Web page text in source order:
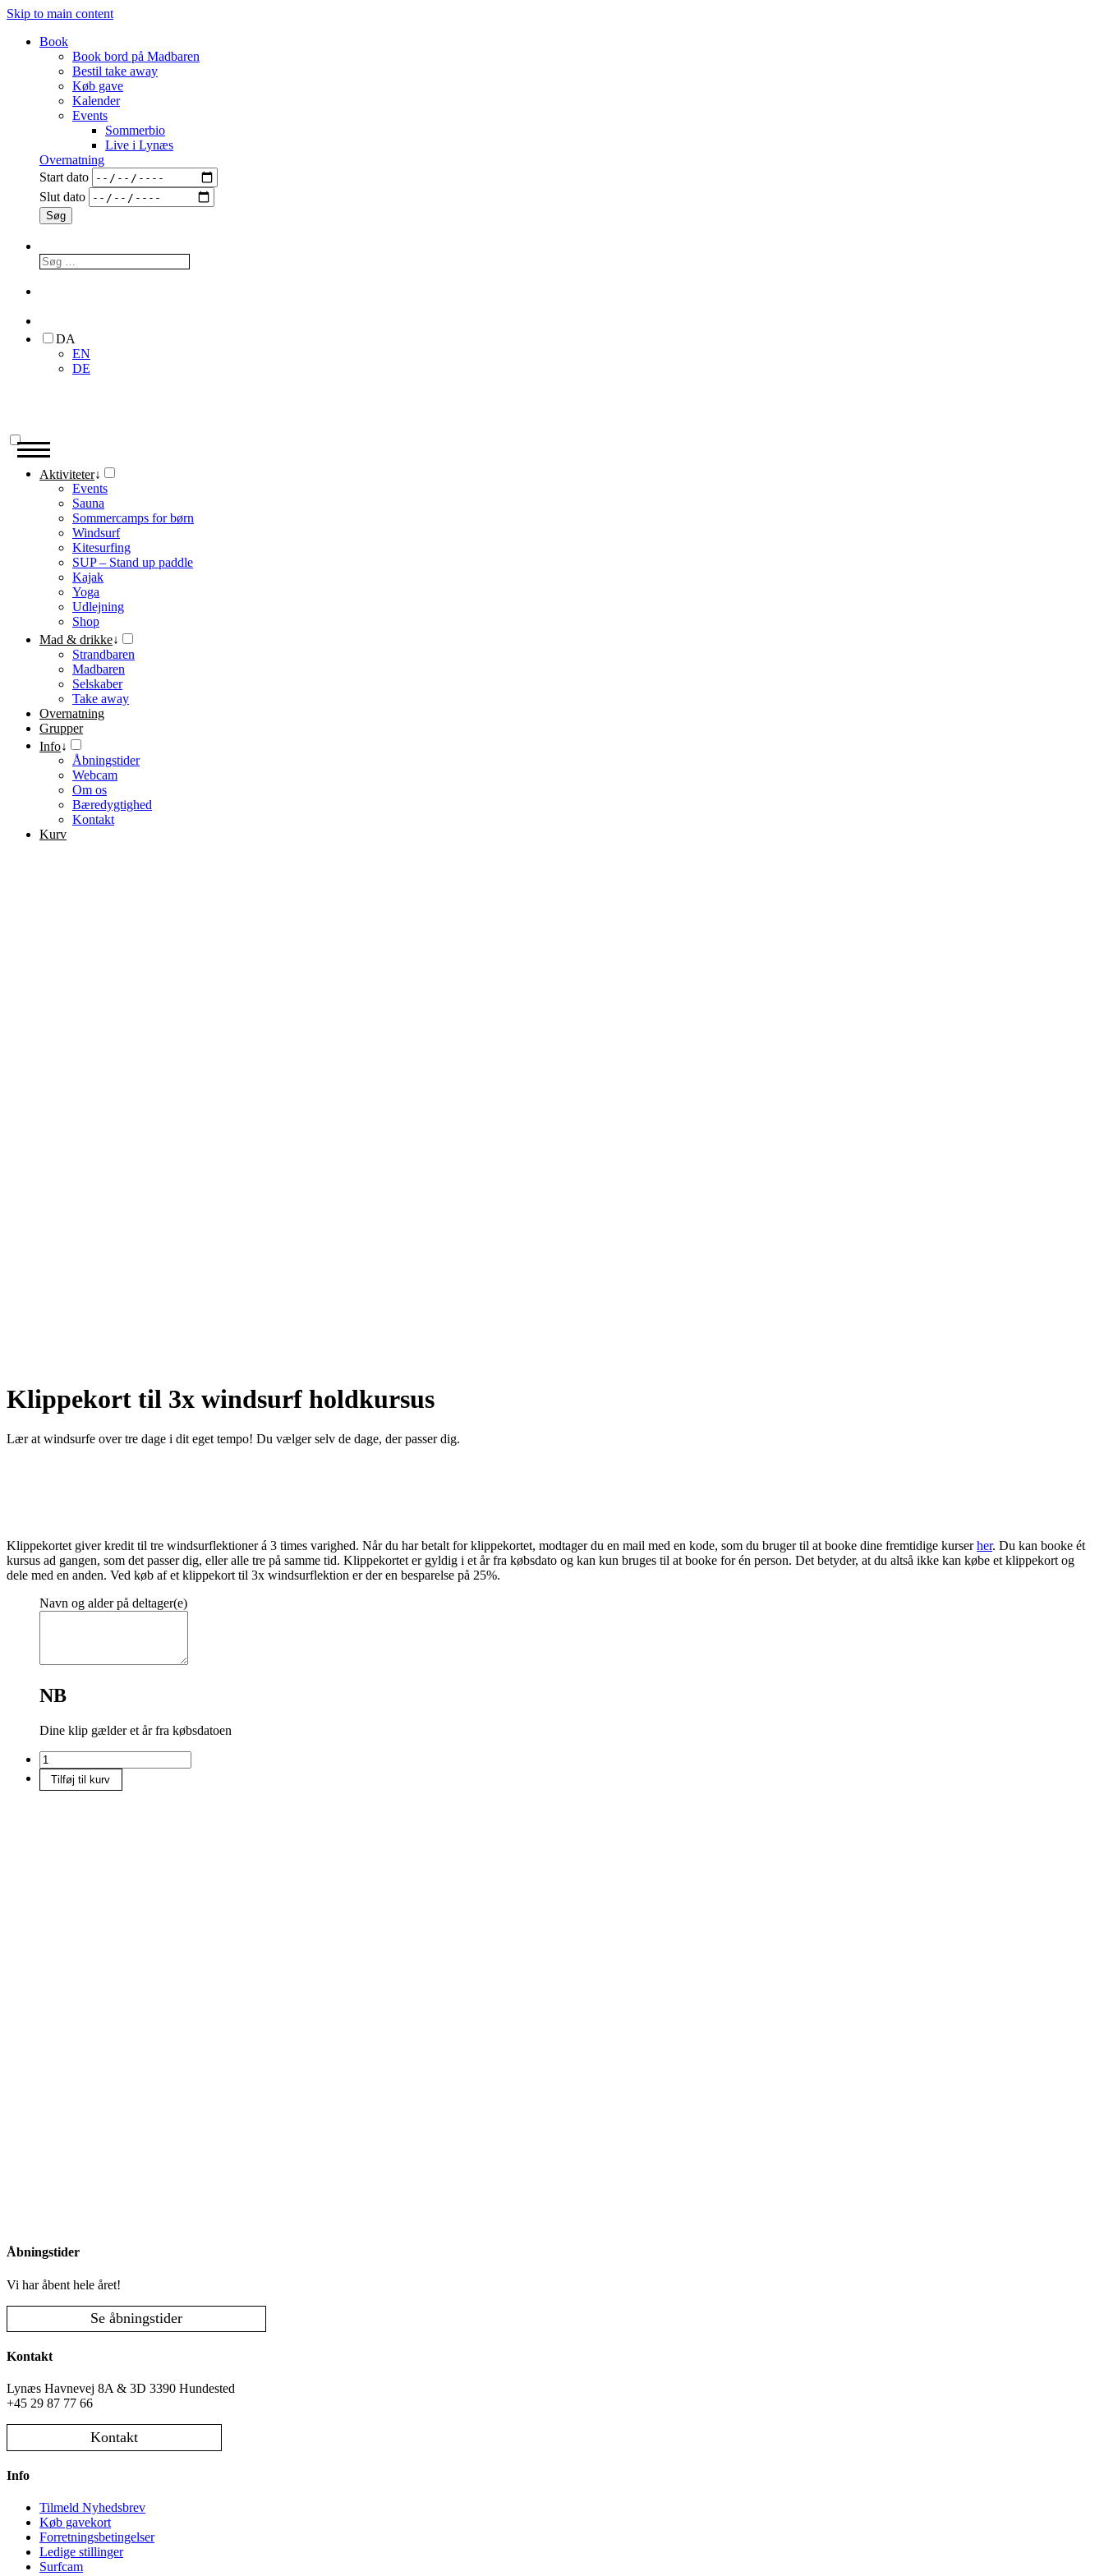
Skip to main content
Book
Book bord på Madbaren
Bestil take away
Køb gave
Kalender
Events
Sommerbio
Live i Lynæs
Overnatning
Start dato
Slut dato
DA
EN
DE
Aktiviteter↓
Events
Sauna
Sommercamps for børn
Windsurf
Kitesurfing
SUP – Stand up paddle
Kajak
Yoga
Udlejning
Shop
Mad & drikke↓
Strandbaren
Madbaren
Selskaber
Take away
Overnatning
Grupper
Info↓
Åbningstider
Webcam
Om os
Bæredygtighed
Kontakt
Kurv
Klippekort til 3x windsurf holdkursus
Lær at windsurfe over tre dage i dit eget tempo! Du vælger selv de dage, der passer dig.
Klippekortet giver kredit til tre windsurflektioner á 3 times varighed. Når du har betalt for klippekortet, modtager du en mail med en kode, som du bruger til at booke dine fremtidige kurserher. Du kan booke ét
kursus ad gangen, som det passer dig, eller alle tre på samme tid. Klippekortet er gyldig i et år fra købsdato og kan kun bruges til at booke for én person. Det betyder, at du altså ikke kan købe et klippekort og
dele med en anden. Ved køb af et klippekort til 3x windsurflektion er der en besparelse på 25%.
Navn og alder på deltager(e)
NB
Dine klip gælder et år fra købsdatoen
Klippekort
til
3x
Tilføj til kurv
Åbningstider
Vi har åbent hele året!
Se åbningstider
Kontakt
Lynæs Havnevej 8A & 3D 3390 Hundested
+45 29 87 77 66
Kontakt
Info
Tilmeld Nyhedsbrev
Køb gavekort
Forretningsbetingelser
Ledige stillinger
Surfcam